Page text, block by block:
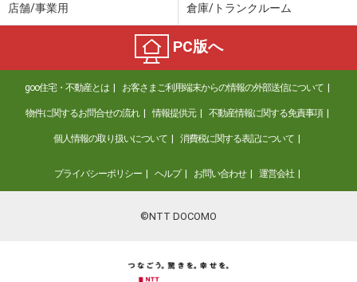
店舗/事業用 倉庫/トランクルーム
PC版へ
goo住宅・不動産とは お客さまご利用端末からの情報の外部送信について
物件に関するお問合せの流れ 情報提供元 不動産情報に関する免責事項
個人情報の取り扱いについて 消費税に関する表記について
プライバシーポリシー ヘルプ お問い合わせ 運営会社
©NTT DOCOMO